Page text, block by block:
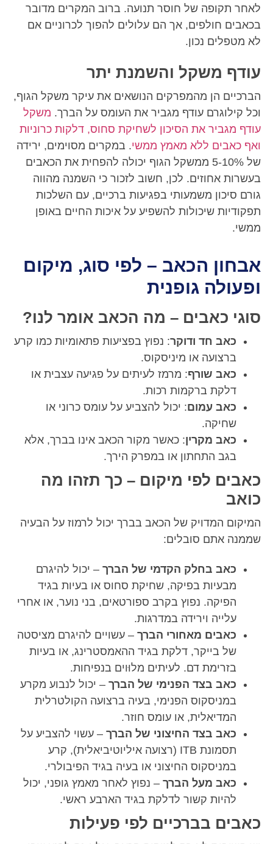
לאחר תקופה של חוסר תנועה. ברוב המקרים מדובר
בכאבים חולפים, אך הם עלולים להפוך לכרוניים אם
לא מטפלים נכון.
עודף משקל והשמנת יתר
הברכיים הן מהמפרקים הנושאים את עיקר משקל הגוף,
וכל קילוגרם עודף מגביר את העומס על הברך. משקל
עודף מגביר את הסיכון לשחיקת סחוס, דלקות כרוניות
ואף כאבים ללא מאמץ ממשי. במקרים מסוימים, ירידה
של 5-10% ממשקל הגוף יכולה להפחית את הכאבים
בעשרות אחוזים. לכן, חשוב לזכור כי השמנה מהווה
גורם סיכון משמעותי בפגיעות ברכיים, עם השלכות
תפקודיות שיכולות להשפיע על איכות החיים באופן
ממשי.
אבחון הכאב – לפי סוג, מיקום
ופעולה גופנית
סוגי כאבים – מה הכאב אומר לנו?
כאב חד ודוקר: נפוץ בפציעות פתאומיות כמו קרע
ברצועה או מיניסקוס.
כאב שורף: מרמז לעיתים על פגיעה עצבית או
דלקת ברקמות רכות.
כאב עמום: יכול להצביע על עומס כרוני או
שחיקה.
כאב מקרין: כאשר מקור הכאב אינו בברך, אלא
בגב התחתון או במפרק הירך.
כאבים לפי מיקום – כך תזהו מה
כואב
המיקום המדויק של הכאב בברך יכול לרמוז על הבעיה
שממנה אתם סובלים:
כאב בחלק הקדמי של הברך – יכול להיגרם
מבעיות בפיקה, שחיקת סחוס או בעיות בגיד
הפיקה. נפוץ בקרב ספורטאים, בני נוער, או אחרי
עלייה וירידה במדרגות.
כאבים מאחורי הברך – עשויים להיגרם מציסטה
של בייקר, דלקת בגיד ההאמסטרינג, או בעיות
בזרימת דם. לעיתים מלוּוים בנפיחות.
כאב בצד הפנימי של הברך – יכול לנבוע מקרע
במניסקוס הפנימי, בעיה ברצועה הקולטרלית
המדיאלית, או עומס חוזר.
כאב בצד החיצוני של הברך – עשוי להצביע על
תסמונת ITB (רצועה איליוטיביאלית), קרע
במניסקוס החיצוני או בעיה בגיד הפיבולרי.
כאב מעל הברך – נפוץ לאחר מאמץ גופני, יכול
להיות קשור לדלקת בגיד הארבע ראשי.
כאבים בברכיים לפי פעילות